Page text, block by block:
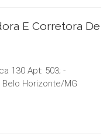
E Corretora De
130 Apt: 503; -
Belo Horizonte/MG